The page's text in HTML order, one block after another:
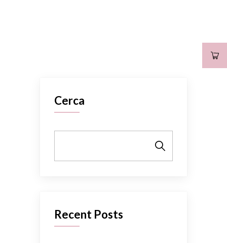
Cerca
Cerca
Recent Posts